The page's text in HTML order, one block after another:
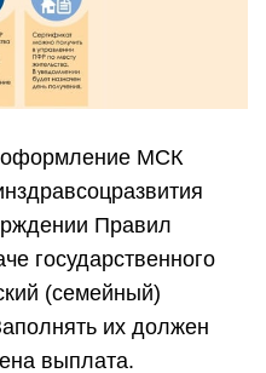
оформление МСК
Правил
государственного
(семейный)
их должен
выплата.